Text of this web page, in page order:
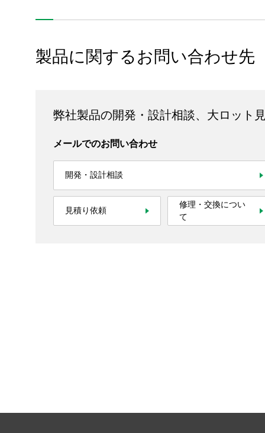
製品に関するお問い合わせ先
弊社製品の開発・設計相談、大ロット
メールでのお問い合わせ
開発・設計相談
見積り依頼
修理・交換につい
て